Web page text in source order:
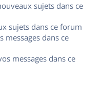
sujets dans ce
sujets dans ce forum
messages dans ce
messages dans ce